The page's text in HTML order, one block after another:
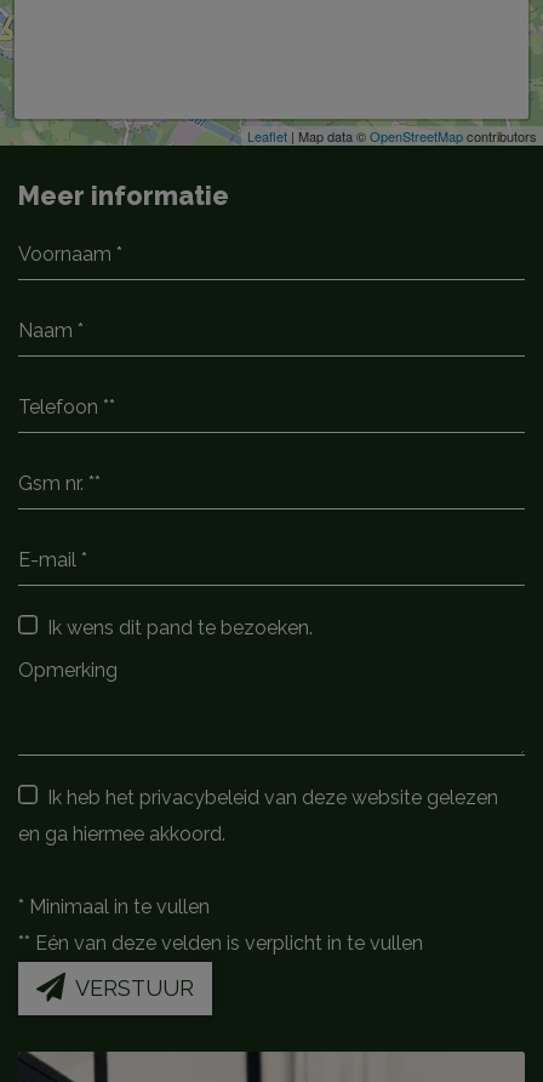
Leaflet | Map data ©OpenStreetMapcontributors
Meer informatie
Ik wens dit pand te bezoeken.
Ik heb het privacybeleid van deze website gelezen
en ga hiermee akkoord.
* Minimaal in te vullen
** Eén van deze velden is verplicht in te vullen
VERSTUUR